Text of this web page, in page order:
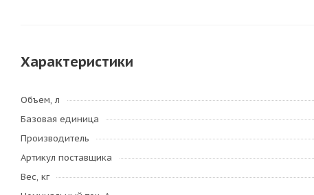
Характеристики
Объем, л
Базовая единица
Производитель
Артикул поставщика
Вес, кг